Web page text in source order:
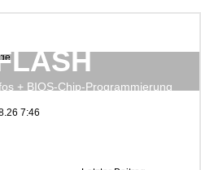
+ BIOS-Chip-Programmierung
7:46